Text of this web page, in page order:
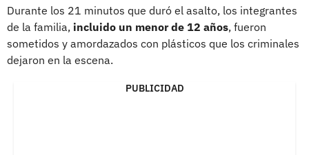
Durante los 21 minutos que duró el asalto, los integrantes
de la familia, incluido un menor de 12 años, fueron
sometidos y amordazados con plásticos que los criminales
dejaron en la escena.
PUBLICIDAD